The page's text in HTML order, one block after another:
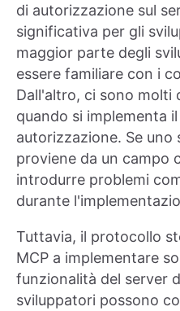
di autorizzazione sul
significativa per gli
maggior parte degli
essere familiare con i
Dall'altro, ci sono molti
quando si implementa
autorizzazione. Se uno
proviene da un campo
introdurre problemi
durante
Tuttavia, il protocollo
MCP a implementare
funzionalità del server
sviluppatori possono